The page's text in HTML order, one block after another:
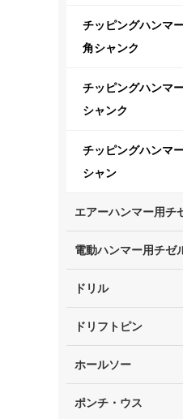
チッピングハンマ
角シャンク
チッピングハンマ
シャンク
チッピングハンマ
シャン
エアーハンマー用チ
電動ハンマー用チゼ
ドリル
ドリフトピン
ホールソー
ポンチ・ウス